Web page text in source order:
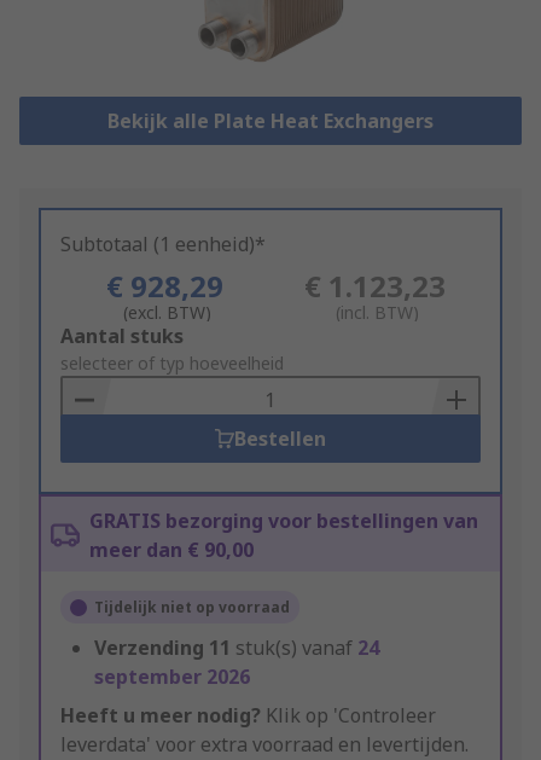
Bekijk alle Plate Heat Exchangers
Subtotaal (1 eenheid)*
€ 928,29
(excl. BTW)
€ 1.123,23
(incl. BTW)
Add
to
Basket
Aantal stuks
selecteer of typ hoeveelheid
Bestellen
GRATIS bezorging voor bestellingen van
meer dan € 90,00
Tijdelijk niet op voorraad
Verzending 11 stuk(s) vanaf 24
september 2026
Heeft u meer nodig? Klik op 'Controleer
leverdata' voor extra voorraad en levertijden.